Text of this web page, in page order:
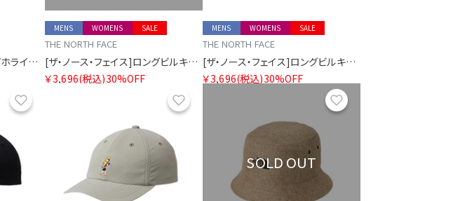
[ザ・ノース・フェイス]キッズホライズンハット
SALE
MENS WOMENS
THE NORTH FACE
[ザ・ノース・フェイス]ロングビルキャップ
￥3,696(税込)30%OFF
SALE
MENS WOMENS
THE NORTH FACE
[ザ・ノース・フェイス]ロングビルキャップ
￥3,696(税込)30%OFF
SOLD OUT